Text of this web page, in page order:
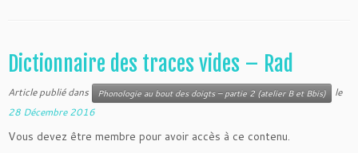
Dictionnaire des traces vides – Rad
Article publié dans Phonologie au bout des doigts – partie 2 (atelier B et Bbis)
le
28 Décembre 2016
Vous devez être membre pour avoir accès à ce contenu.